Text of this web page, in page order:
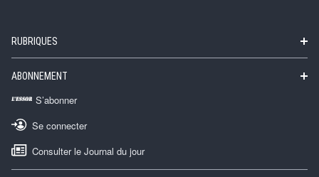
RUBRIQUES
ABONNEMENT
S’abonner
Se connecter
Consulter le Journal du jour